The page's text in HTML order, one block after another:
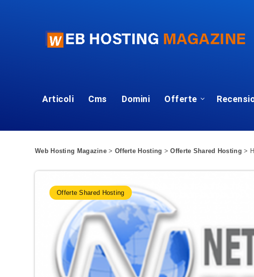
Articoli Cms Domini Offerte
Web Hosting Magazine > Offerte Hosting >Offerte Shared Hosting >
Offerte Shared Hosting